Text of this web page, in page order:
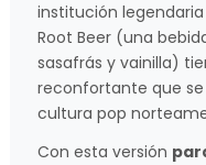
institución legendaria
Root Beer (una
sasafrás y vainilla)
reconfortante que
cultura pop
Con esta versión